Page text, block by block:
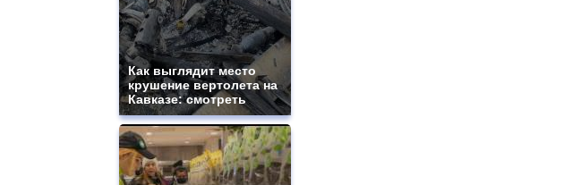
Как выглядит место
крушение вертолета на
Кавказе: смотреть